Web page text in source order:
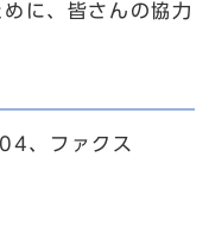
に、皆さんの協力
、ファクス